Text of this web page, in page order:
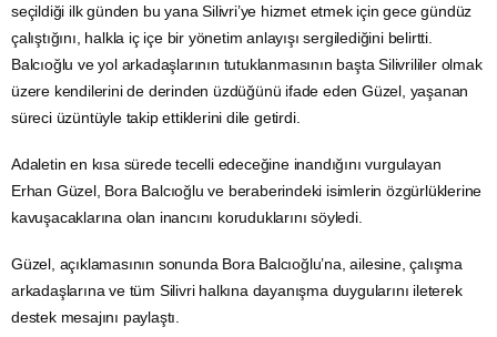
seçildiği ilk günden bu yana Silivri’ye hizmet etmek için gece gündüz
çalıştığını, halkla iç içe bir yönetim anlayışı sergilediğini belirtti.
Balcıoğlu ve yol arkadaşlarının tutuklanmasının başta Silivrililer olmak
üzere kendilerini de derinden üzdüğünü ifade eden Güzel, yaşanan
süreci üzüntüyle takip ettiklerini dile getirdi.
Adaletin en kısa sürede tecelli edeceğine inandığını vurgulayan
Erhan Güzel, Bora Balcıoğlu ve beraberindeki isimlerin özgürlüklerine
kavuşacaklarına olan inancını koruduklarını söyledi.
Güzel, açıklamasının sonunda Bora Balcıoğlu’na, ailesine, çalışma
arkadaşlarına ve tüm Silivri halkına dayanışma duygularını ileterek
destek mesajını paylaştı.